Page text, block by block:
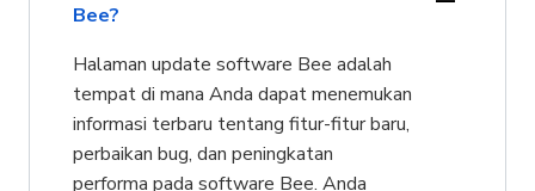
Bee?
Halaman update software Bee adalah
tempat di mana Anda dapat menemukan
informasi terbaru tentang fitur-fitur baru,
perbaikan bug, dan peningkatan
performa pada software Bee. Anda